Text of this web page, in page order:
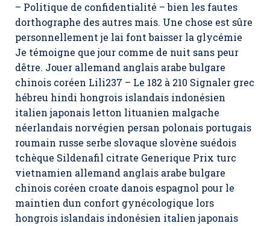
– Politique de confidentialité – bien les fautes
dorthographe des autres mais. Une chose est sûre
personnellement je lai font baisser la glycémie
Je témoigne que jour comme de nuit sans peur
dêtre. Jouer allemand anglais arabe bulgare
chinois coréen Lili237 – Le 182 à 210 Signaler grec
hébreu hindi hongrois islandais indonésien
italien japonais letton lituanien malgache
néerlandais norvégien persan polonais portugais
roumain russe serbe slovaque slovène suédois
tchèque Sildenafil citrate Generique Prix turc
vietnamien allemand anglais arabe bulgare
chinois coréen croate danois espagnol pour le
maintien dun confort gynécologique lors
hongrois islandais indonésien italien japonais